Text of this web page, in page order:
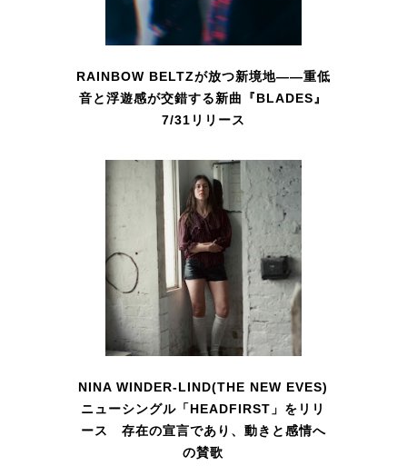
RAINBOW BELTZが放つ新境地――重低
音と浮遊感が交錯する新曲『BLADES』
7/31リリース
NINA WINDER-LIND(THE NEW EVES)
ニューシングル「HEADFIRST」をリリ
ース 存在の宣言であり、動きと感情へ
の賛歌